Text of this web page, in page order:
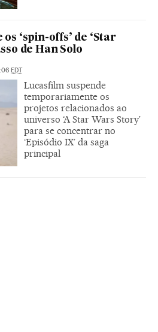
‘spin-offs’ de ‘Star
de Han Solo
EDT
Lucasfilm suspende
temporariamente os
projetos relacionados ao
universo ‘A Star Wars Story’
para se concentrar no
‘Episódio IX’ da saga
principal